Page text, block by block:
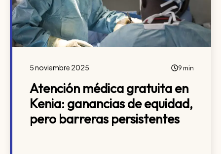
5 noviembre 2025 9 min
Atención médica gratuita en
Kenia: ganancias de equidad,
pero barreras persistentes